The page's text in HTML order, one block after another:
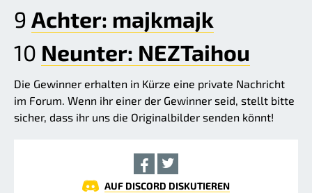
9 Achter: majkmajk
10 Neunter: NEZTaihou
Die Gewinner erhalten in Kürze eine private Nachricht
im Forum. Wenn ihr einer der Gewinner seid, stellt bitte
sicher, dass ihr uns die Originalbilder senden könnt!
AUF DISCORD DISKUTIEREN